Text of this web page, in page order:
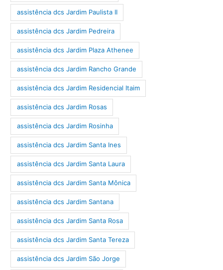
assistência dcs Jardim Paulista II
assistência dcs Jardim Pedreira
assistência dcs Jardim Plaza Athenee
assistência dcs Jardim Rancho Grande
assistência dcs Jardim Residencial Itaim
assistência dcs Jardim Rosas
assistência dcs Jardim Rosinha
assistência dcs Jardim Santa Ines
assistência dcs Jardim Santa Laura
assistência dcs Jardim Santa Mônica
assistência dcs Jardim Santana
assistência dcs Jardim Santa Rosa
assistência dcs Jardim Santa Tereza
assistência dcs Jardim São Jorge